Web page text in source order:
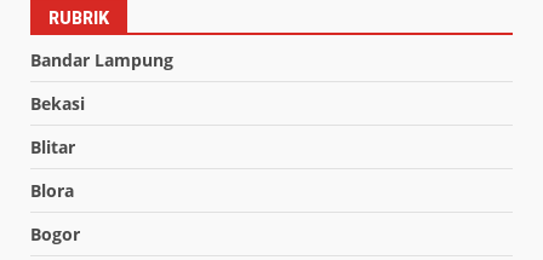
RUBRIK
Bandar Lampung
Bekasi
Blitar
Blora
Bogor